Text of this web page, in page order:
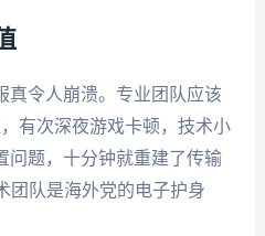
真令人崩溃。专业团队应该
有次深夜游戏卡顿，技术小
问题，十分钟就重建了传输
团队是海外党的电子护身